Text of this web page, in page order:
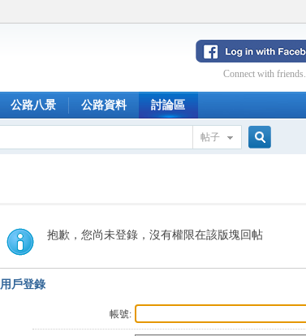
Connect with friends.
公路八景 公路資料 討論區
帖子
索
抱歉，您尚未登錄，沒有權限在該版塊回帖
用戶登錄
帳號: